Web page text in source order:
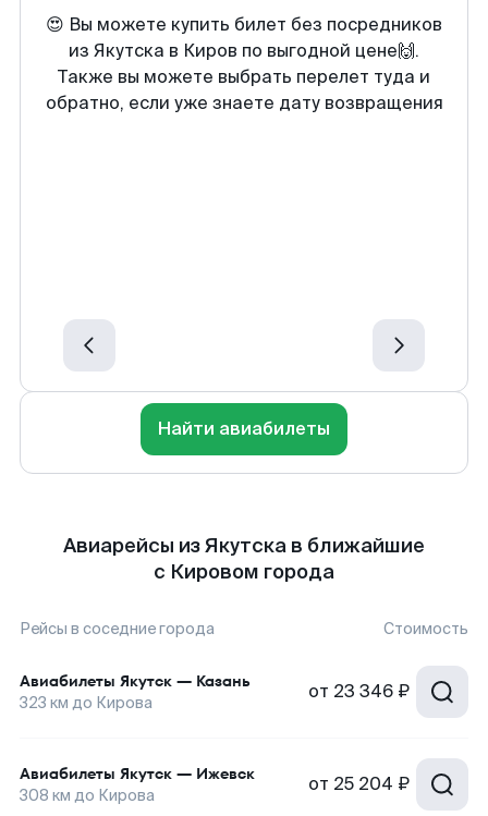
😍 Вы можете купить билет без посредников
из Якутска в Киров по выгодной цене🙌.
Также вы можете выбрать перелет туда и
обратно, если уже знаете дату возвращения
Найти авиабилеты
Авиарейсы из Якутска в ближайшие
с Кировом города
Рейсы в соседние города Стоимость
Авиабилеты Якутск — Казань
323 км до Кирова от 23 346 ₽
Авиабилеты Якутск — Ижевск
308 км до Кирова от 25 204 ₽